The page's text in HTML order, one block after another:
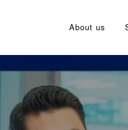
About us